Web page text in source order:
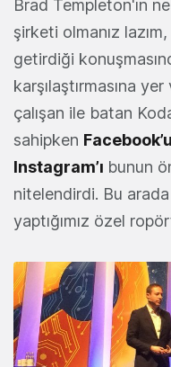
Brad Templeton'ın
şirketi olmanız
getirdiği
karşılaştırmasına
çalışan ile batan
sahipken
Instagram’ı bunun
nitelendirdi. Bu
yaptığımız özel